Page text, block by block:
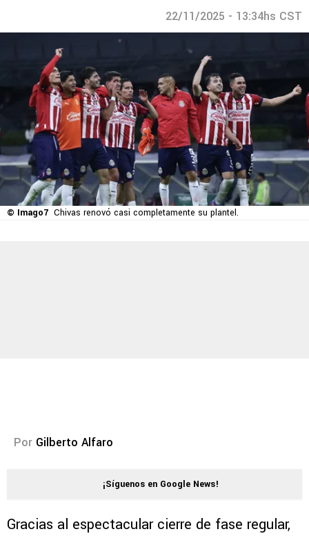
22/11/2025 - 13:34hs CST
© Imago7 Chivas renovó casi completamente su plantel.
Por Gilberto Alfaro
¡Síguenos en Google News!
Gracias al espectacular cierre de fase regular,